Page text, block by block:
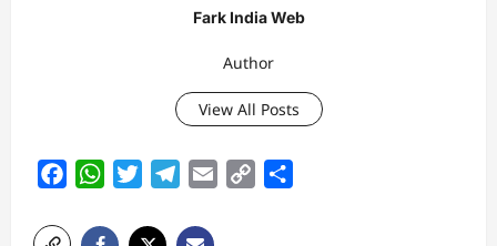
Fark India Web
Author
View All Posts
FacebookWhatsAppTwitterTelegram
Email
Copy